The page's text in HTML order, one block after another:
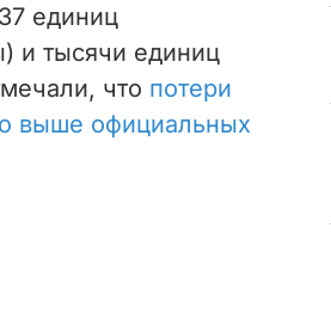
единиц
и тысячи единиц
что потери
выше официальных